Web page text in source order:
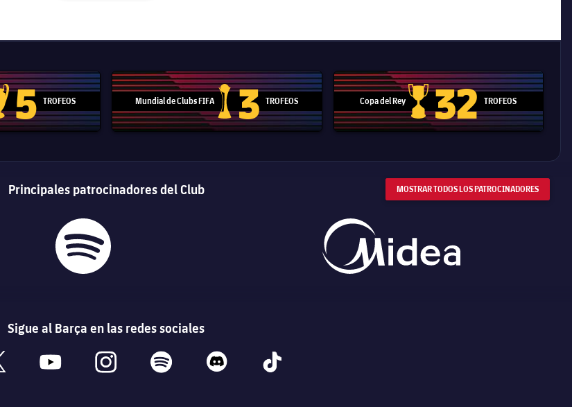
Trofeo de la Liga de Campeones
5 TROFEOS Mundial de Clubs FIFA
Trofeo del Mundial de Clubes
3 TROFEOS Copa del Rey
Copa del Rey
32 TROFEOS
Principales patrocinadores del Club MOSTRAR TODOS LOS PATROCINADORES
Sigue al Barça en las redes sociales
youtube instagram spotify discord tiktok